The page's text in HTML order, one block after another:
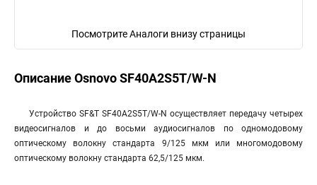
Посмотрите Аналоги внизу страницы
Описание Osnovo SF40A2S5T/W-N
Устройство SF&T SF40A2S5T/W-N осуществляет передачу четырех
видеосигналов и до восьми аудиосигналов по одномодовому
оптическому волокну стандарта 9/125 мкм или многомодовому
оптическому волокну стандарта 62,5/125 мкм.